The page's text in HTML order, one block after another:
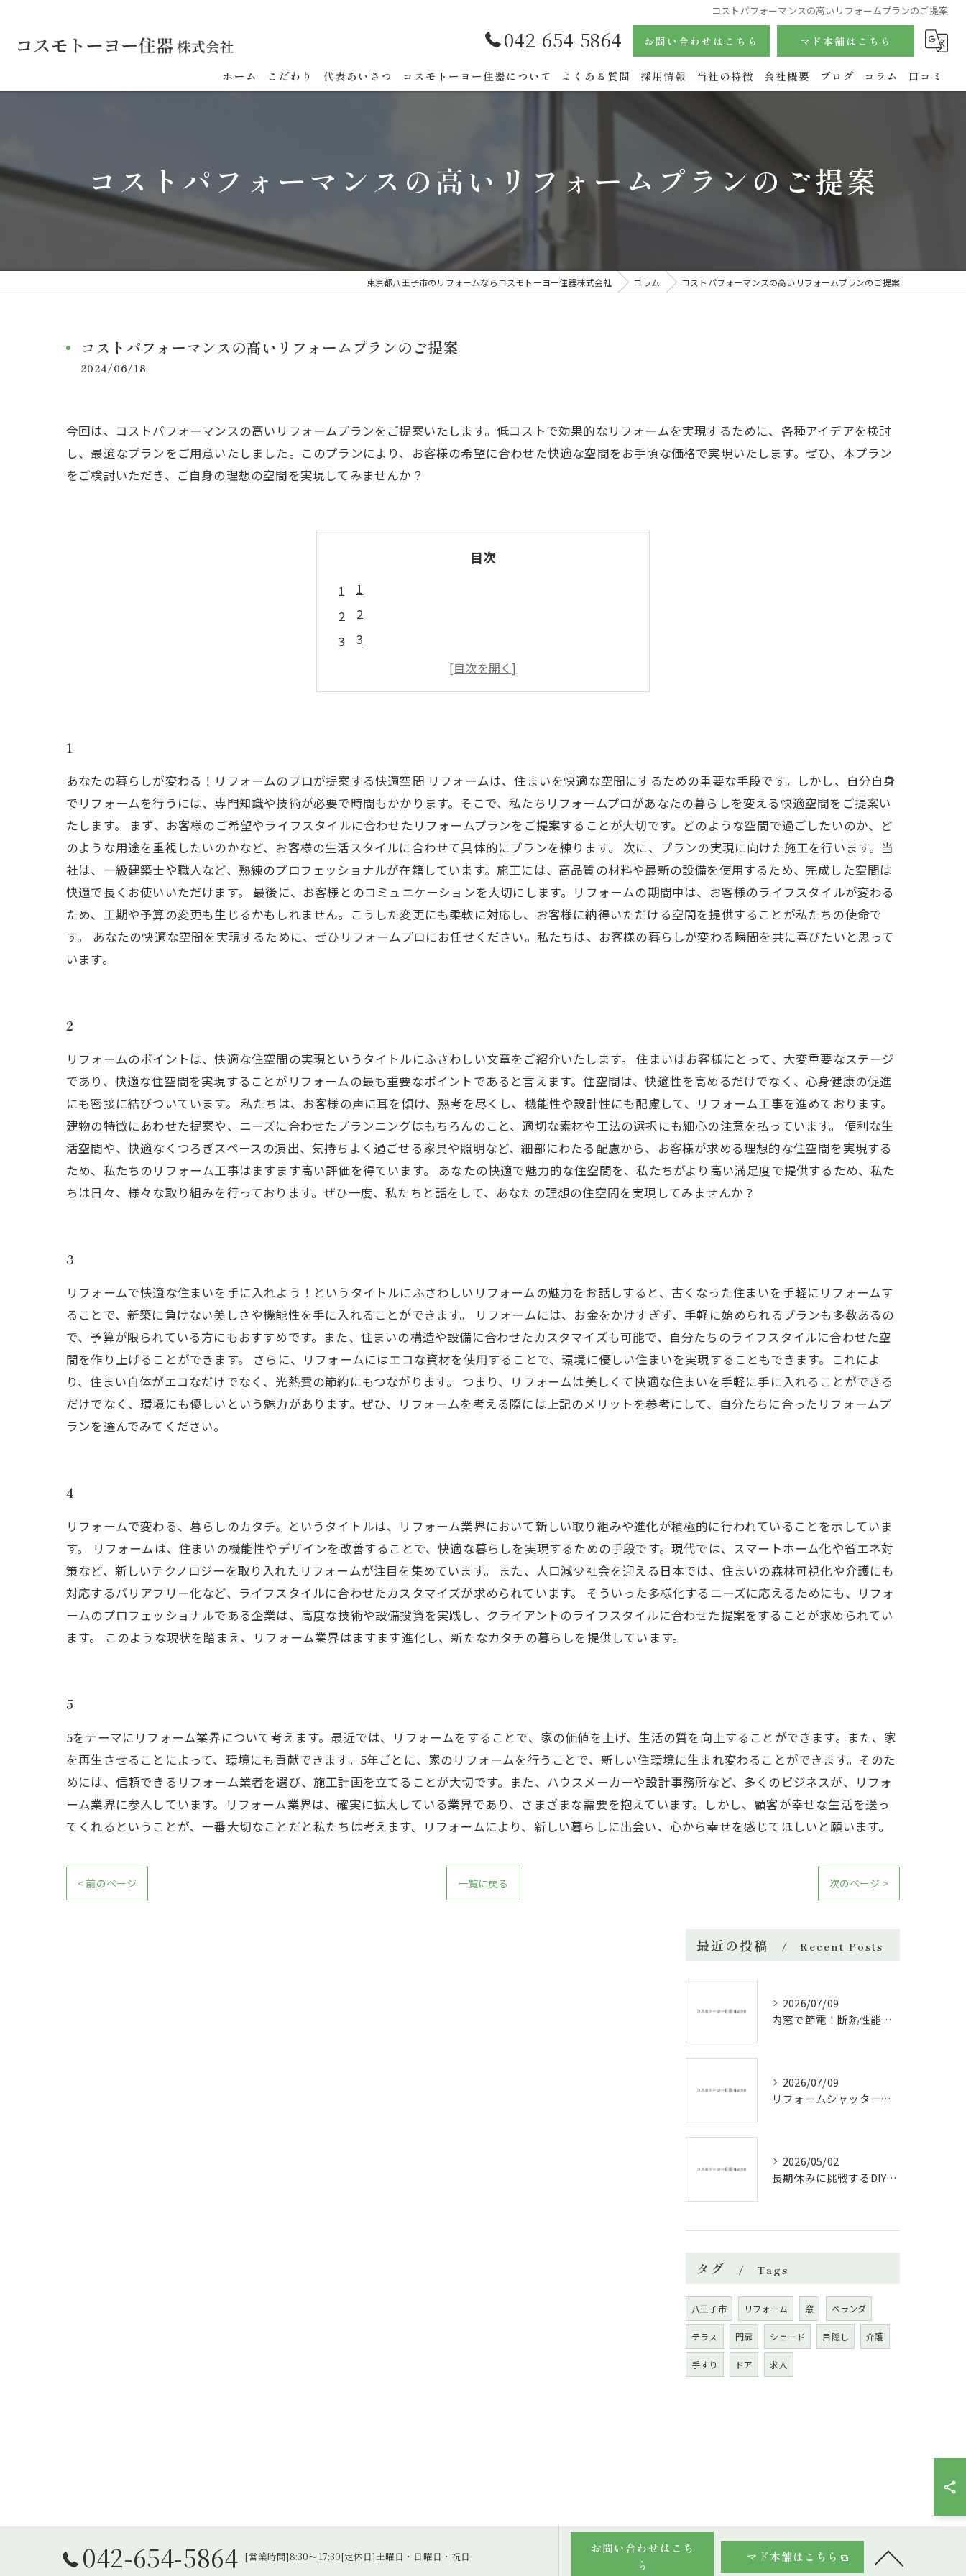
コストパフォーマンスの高いリフォームプランのご提案
042-654-5864 お問い合わせはこちら マド本舗はこちら
ホーム こだわり 代表あいさつ コスモトーヨー住器について よくある質問 採用情報 当社の特徴
玄関
会社概要 ブログ コラム 口コミ
コストパフォーマンスの高いリフォームプランのご提案
東京都八王子市のリフォームならコスモトーヨー住器株式会社 コラム コストパフォーマンスの高いリフォームプランのご提案
コストパフォーマンスの高いリフォームプランのご提案
2024/06/18
今回は、コストパフォーマンスの高いリフォームプランをご提案いたします。低コストで効果的なリフォームを実現するために、各種アイデアを検討
し、最適なプランをご用意いたしました。このプランにより、お客様の希望に合わせた快適な空間をお手頃な価格で実現いたします。ぜひ、本プラン
をご検討いただき、ご自身の理想の空間を実現してみませんか？
目次
1
2
3
5
1
あなたの暮らしが変わる！リフォームのプロが提案する快適空間 リフォームは、住まいを快適な空間にするための重要な手段です。しかし、自分自身
でリフォームを行うには、専門知識や技術が必要で時間もかかります。そこで、私たちリフォームプロがあなたの暮らしを変える快適空間をご提案い
たします。 まず、お客様のご希望やライフスタイルに合わせたリフォームプランをご提案することが大切です。どのような空間で過ごしたいのか、ど
のような用途を重視したいのかなど、お客様の生活スタイルに合わせて具体的にプランを練ります。 次に、プランの実現に向けた施工を行います。当
社は、一級建築士や職人など、熟練のプロフェッショナルが在籍しています。施工には、高品質の材料や最新の設備を使用するため、完成した空間は
快適で長くお使いいただけます。 最後に、お客様とのコミュニケーションを大切にします。リフォームの期間中は、お客様のライフスタイルが変わる
ため、工期や予算の変更も生じるかもしれません。こうした変更にも柔軟に対応し、お客様に納得いただける空間を提供することが私たちの使命で
す。 あなたの快適な空間を実現するために、ぜひリフォームプロにお任せください。私たちは、お客様の暮らしが変わる瞬間を共に喜びたいと思って
います。
2
リフォームのポイントは、快適な住空間の実現というタイトルにふさわしい文章をご紹介いたします。 住まいはお客様にとって、大変重要なステージ
であり、快適な住空間を実現することがリフォームの最も重要なポイントであると言えます。住空間は、快適性を高めるだけでなく、心身健康の促進
にも密接に結びついています。 私たちは、お客様の声に耳を傾け、熟考を尽くし、機能性や設計性にも配慮して、リフォーム工事を進めております。
建物の特徴にあわせた提案や、ニーズに合わせたプランニングはもちろんのこと、適切な素材や工法の選択にも細心の注意を払っています。 便利な生
活空間や、快適なくつろぎスペースの演出、気持ちよく過ごせる家具や照明など、細部にわたる配慮から、お客様が求める理想的な住空間を実現する
ため、私たちのリフォーム工事はますます高い評価を得ています。 あなたの快適で魅力的な住空間を、私たちがより高い満足度で提供するため、私た
ちは日々、様々な取り組みを行っております。ぜひ一度、私たちと話をして、あなたの理想の住空間を実現してみませんか？
3
リフォームで快適な住まいを手に入れよう！というタイトルにふさわしいリフォームの魅力をお話しすると、古くなった住まいを手軽にリフォームす
ることで、新築に負けない美しさや機能性を手に入れることができます。 リフォームには、お金をかけすぎず、手軽に始められるプランも多数あるの
で、予算が限られている方にもおすすめです。また、住まいの構造や設備に合わせたカスタマイズも可能で、自分たちのライフスタイルに合わせた空
間を作り上げることができます。 さらに、リフォームにはエコな資材を使用することで、環境に優しい住まいを実現することもできます。これによ
り、住まい自体がエコなだけでなく、光熱費の節約にもつながります。 つまり、リフォームは美しくて快適な住まいを手軽に手に入れることができる
だけでなく、環境にも優しいという魅力があります。ぜひ、リフォームを考える際には上記のメリットを参考にして、自分たちに合ったリフォームプ
ランを選んでみてください。
4
リフォームで変わる、暮らしのカタチ。というタイトルは、リフォーム業界において新しい取り組みや進化が積極的に行われていることを示していま
す。 リフォームは、住まいの機能性やデザインを改善することで、快適な暮らしを実現するための手段です。現代では、スマートホーム化や省エネ対
策など、新しいテクノロジーを取り入れたリフォームが注目を集めています。 また、人口減少社会を迎える日本では、住まいの森林可視化や介護にも
対応するバリアフリー化など、ライフスタイルに合わせたカスタマイズが求められています。 そういった多様化するニーズに応えるためにも、リフォ
ームのプロフェッショナルである企業は、高度な技術や設備投資を実践し、クライアントのライフスタイルに合わせた提案をすることが求められてい
ます。 このような現状を踏まえ、リフォーム業界はますます進化し、新たなカタチの暮らしを提供しています。
5
5をテーマにリフォーム業界について考えます。最近では、リフォームをすることで、家の価値を上げ、生活の質を向上することができます。また、家
を再生させることによって、環境にも貢献できます。5年ごとに、家のリフォームを行うことで、新しい住環境に生まれ変わることができます。そのた
めには、信頼できるリフォーム業者を選び、施工計画を立てることが大切です。また、ハウスメーカーや設計事務所など、多くのビジネスが、リフォ
ーム業界に参入しています。リフォーム業界は、確実に拡大している業界であり、さまざまな需要を抱えています。しかし、顧客が幸せな生活を送っ
てくれるということが、一番大切なことだと私たちは考えます。リフォームにより、新しい暮らしに出会い、心から幸せを感じてほしいと願います。
< 前のページ 一覧に戻る 次のページ >
最近の投稿 Recent Posts
2026/07/09
内窓で節電！断熱性能と補助金活用法
2026/07/09
リフォームシャッターで叶える台風対策の効果的方法
2026/05/02
長期休みに挑戦するDIYリフォームの極意
タグ Tags
八王子市 リフォーム 窓 ベランダ
テラス 門扉 シェード 目隠し 介護
手すり ドア 求人
042-654-5864 [営業時間]8:30～17:30[定休日]土曜日・日曜日・祝日
お問い合わせはこち
ら
マド本舗はこちら